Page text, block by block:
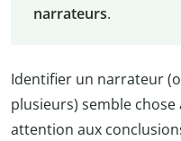
narrateurs.
Identifier un narrateur
plusieurs) semble
attention aux